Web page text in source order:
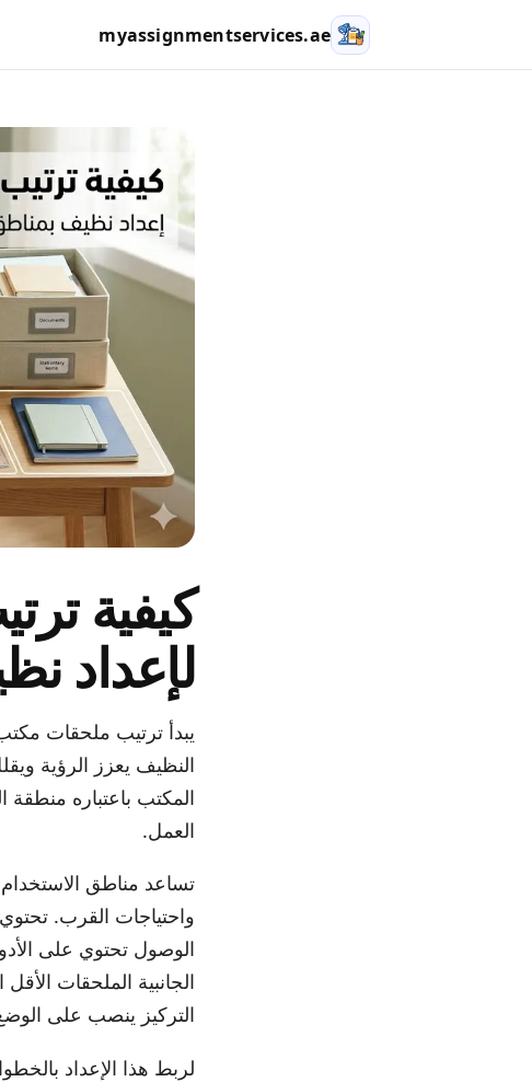
myassignmentservices.ae
كيفية
لإعداد
يبدأ ترتيب ملحقات
النظيف يعزز الرؤية
المكتب باعتباره
العمل.
تساعد مناطق
واحتياجات القرب.
الوصول تحتوي على
الجانبية الملحقات
التركيز ينصب على
لربط هذا الإعداد